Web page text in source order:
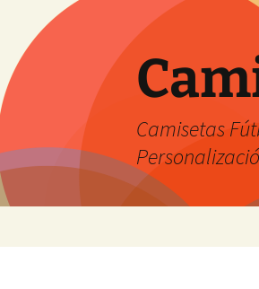
Camisetas